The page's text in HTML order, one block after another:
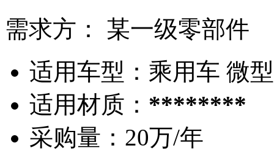
需求方：
某一级零部件
适用车型： 乘用车 微
适用材质： ********
采购量： 20万/年